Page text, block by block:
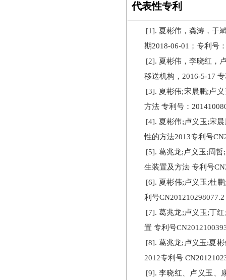
代表性专利
[1]. 夏彬伟，龚涛，于
期2018-06-01 ；专利号
[2]. 夏彬伟，李晓红，
移送机构， 2016-5-17
[3]. 夏彬伟;宋晨鹏;卢义
方法 专利号：
[4]. 夏彬伟;卢义玉;宋
性的方法2013专利号
[5]. 葛兆龙;卢义玉;周哲;
生装置及方法 专利号
[6]. 夏彬伟;卢义玉;杜鹏
利号CN201210298077.2
[7]. 葛兆龙;卢义玉;丁红
置 专利号
[8]. 葛兆龙; 卢义玉;夏彬
2012专利号
[9]. 李晓红、卢义玉、